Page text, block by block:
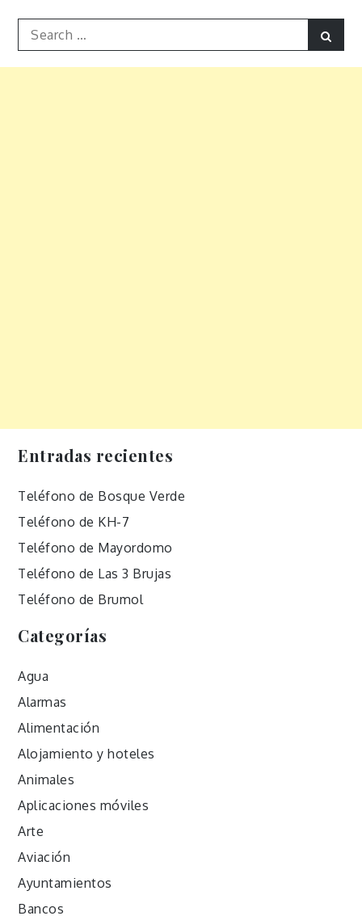
Search
for:
Entradas recientes
Teléfono de Bosque Verde
Teléfono de KH-7
Teléfono de Mayordomo
Teléfono de Las 3 Brujas
Teléfono de Brumol
Categorías
Agua
Alarmas
Alimentación
Alojamiento y hoteles
Animales
Aplicaciones móviles
Arte
Aviación
Ayuntamientos
Bancos